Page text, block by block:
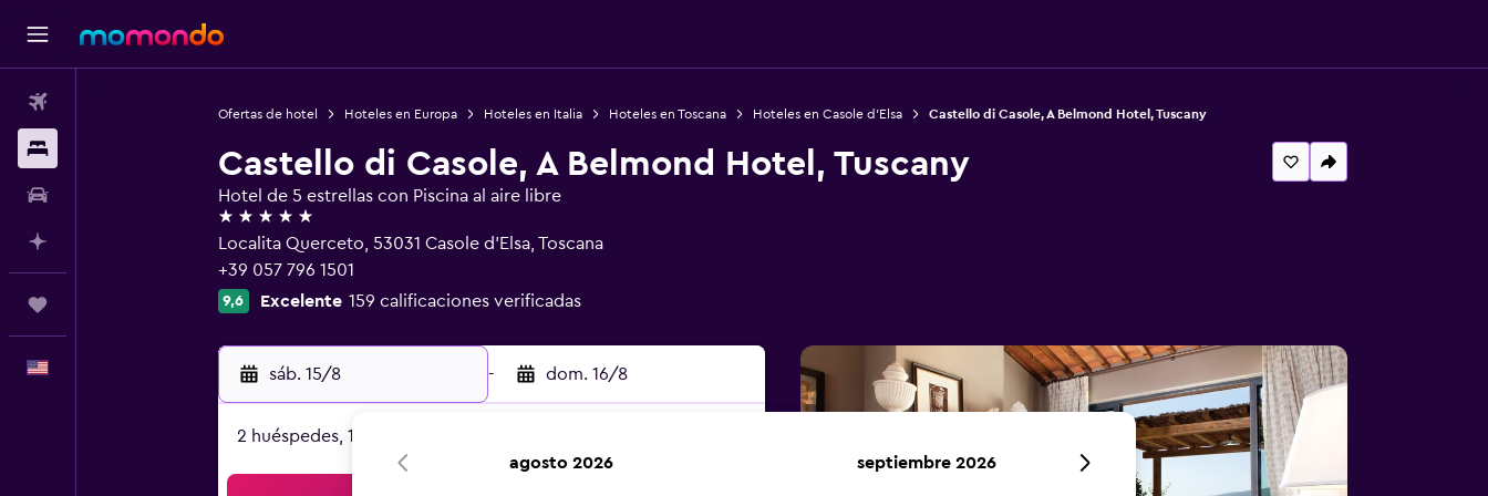
Ofertas de hotel Hoteles en Europa Hoteles en Italia Hoteles en Toscana Hoteles en Casole d'Elsa Castello di Casole, A Belmond Hotel, Tuscany
Castello di Casole, A Belmond Hotel, Tuscany
Hotel de 5 estrellas con Piscina al aire libre
5 estrellas
Localita Querceto, 53031 Casole d'Elsa, Toscana
+39 057 796 1501
9,6 Excelente 159 calificaciones verificadas
sáb. 15/8 - dom. 16/8
2 huéspedes, 1 habitación
agosto 2026 septiembre 2026